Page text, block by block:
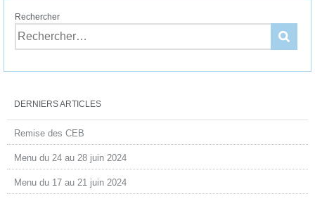
Rechercher
DERNIERS ARTICLES
Remise des CEB
Menu du 24 au 28 juin 2024
Menu du 17 au 21 juin 2024